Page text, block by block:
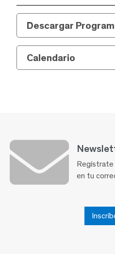
Descargar
Calendario
Regístrate
en tu